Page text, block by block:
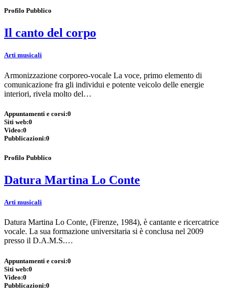
Profilo Pubblico
Il canto del corpo
Arti musicali
Armonizzazione corporeo-vocale La voce, primo elemento di
comunicazione fra gli individui e potente veicolo delle energie
interiori, rivela molto del…
Appuntamenti e corsi:0
Siti web:0
Video:0
Pubblicazioni:0
Profilo Pubblico
Datura Martina Lo Conte
Arti musicali
Datura Martina Lo Conte, (Firenze, 1984), è cantante e ricercatrice
vocale. La sua formazione universitaria si è conclusa nel 2009
presso il D.A.M.S.…
Appuntamenti e corsi:0
Siti web:0
Video:0
Pubblicazioni:0